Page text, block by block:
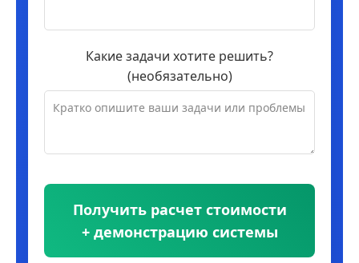
Какие задачи хотите решить?
(необязательно)
Получить расчет стоимости
+ демонстрацию системы